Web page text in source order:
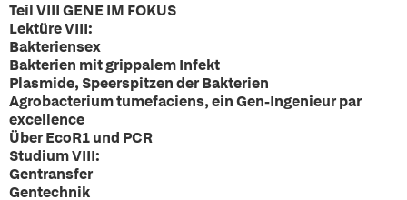
Teil VIII GENE IM FOKUS
Lektüre VIII:
Bakteriensex
Bakterien mit grippalem Infekt
Plasmide, Speerspitzen der Bakterien
Agrobacterium tumefaciens, ein Gen-Ingenieur par
excellence
Über EcoR1 und PCR
Studium VIII:
Gentransfer
Gentechnik